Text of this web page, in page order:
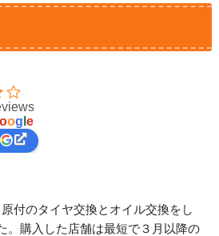
og e
原付のタイヤ交換とオイル交換をし
。購入した店舗は最短で３月以降の